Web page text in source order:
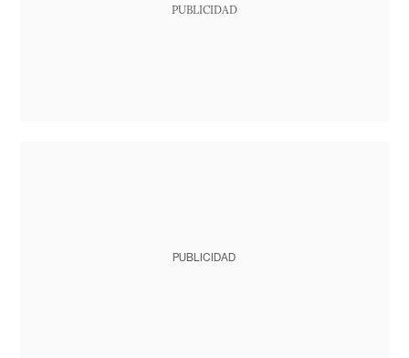
PUBLICIDAD
PUBLICIDAD